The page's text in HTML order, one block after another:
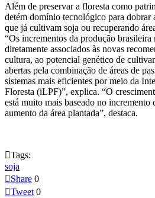
Além de preservar a floresta como
detém domínio tecnológico para dobrar
que já cultivam soja ou recuperando
“Os incrementos da produção brasileira
diretamente associados às novas
cultura, ao potencial genético de
abertas pela combinação de áreas de
sistemas mais eficientes por meio da
Floresta (iLPF)”, explica. “O
está muito mais baseado no
aumento da área plantada”, destaca.
Tags:
soja
Share 0
Tweet 0